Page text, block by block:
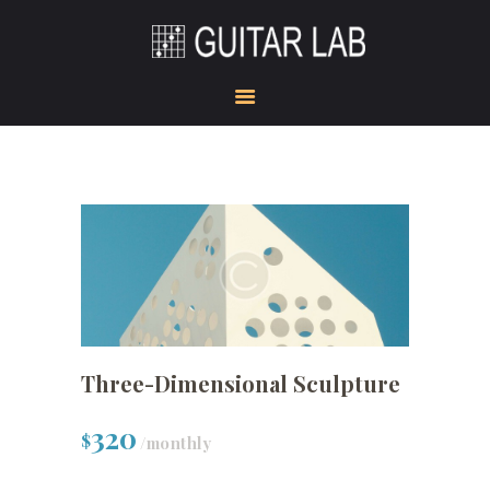
ACADEMY
GUITAR DOJO
KONTAKT
Three-Dimensional Sculpture
$320 /monthly